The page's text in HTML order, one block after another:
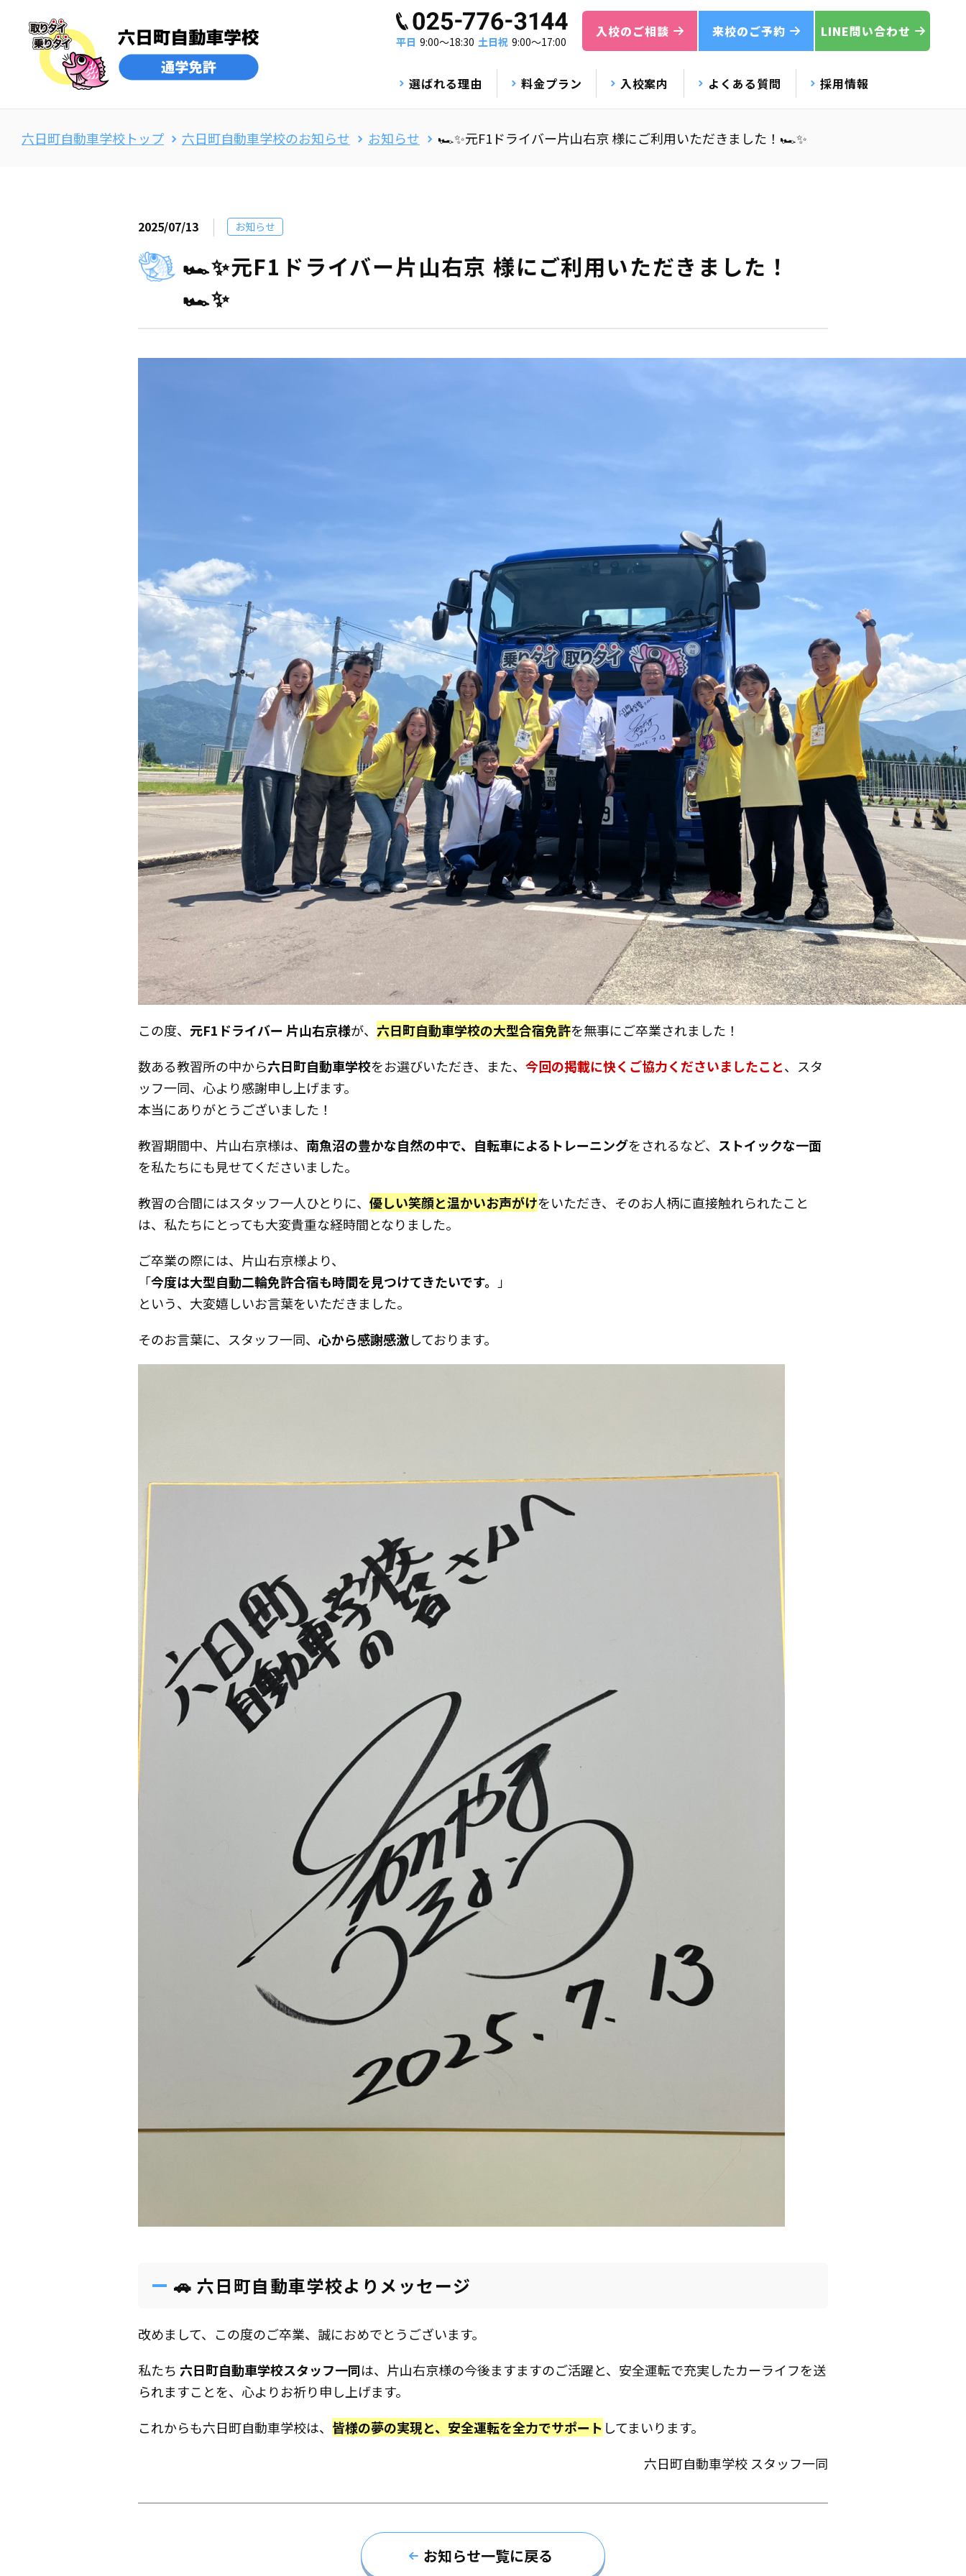
平日 9:00〜18:30 土日祝 9:00〜17:00
入校のご相談 来校のご予約 LINE問い合わせ
選ばれる理由 料金プラン 入校案内 よくある質問 採用情報
六日町自動車学校トップ 六日町自動車学校のお知らせ お知らせ 🏎️✨元F1ドライバー片山右京 様にご利用いただきました！🏎️✨
2025/07/13 お知らせ
🏎️✨元F1ドライバー片山右京 様にご利用いただきました！
🏎️✨
この度、 元F1ドライバー 片山右京様が、 六日町自動車学校の大型合宿免許を無事にご卒業されました！
数ある教習所の中から六日町自動車学校をお選びいただき、また、 今回の掲載に快くご協力くださいましたこと、スタ
ッフ一同、心より感謝申し上げます。
本当にありがとうございました！
教習期間中、片山右京様は、 南魚沼の豊かな自然の中で、自転車によるトレーニングをされるなど、 ストイックな一面
を私たちにも見せてくださいました。
教習の合間にはスタッフ一人ひとりに、 優しい笑顔と温かいお声がけをいただき、そのお人柄に直接触れられたこと
は、私たちにとっても大変貴重な経時間となりました。
ご卒業の際には、片山右京様より、
「今度は大型自動二輪免許合宿も時間を見つけてきたいです。
」
という、大変嬉しいお言葉をいただきました。
そのお言葉に、スタッフ一同、 心から感謝感激しております。
🚗 六日町自動車学校よりメッセージ
改めまして、この度のご卒業、誠におめでとうございます。
私たち 六日町自動車学校スタッフ一同は、片山右京様の今後ますますのご活躍と、安全運転で充実したカーライフを送
られますことを、心よりお祈り申し上げます。
これからも六日町自動車学校は、 皆様の夢の実現と、安全運転を全力でサポート してまいります。
六日町自動車学校 スタッフ一同
お知らせ一覧に戻る